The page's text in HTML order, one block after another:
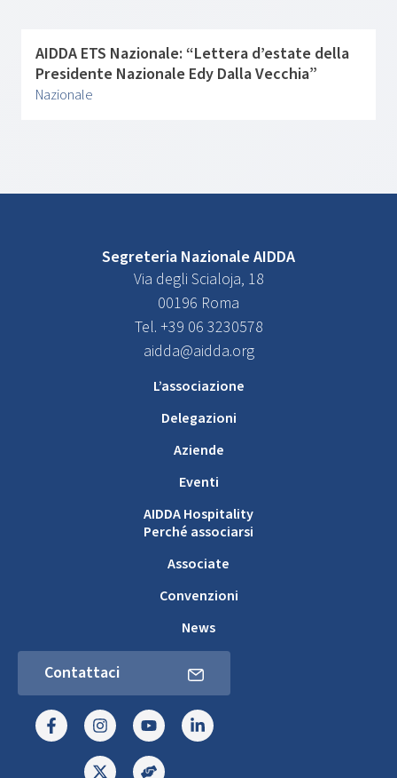
AIDDA ETS Nazionale: “Lettera d’estate della
Presidente Nazionale Edy Dalla Vecchia”
Nazionale
Segreteria Nazionale AIDDA
Via degli Scialoja, 18
00196 Roma
Tel. +39 06 3230578
aidda@aidda.org
L’associazione
Delegazioni
Aziende
Eventi
AIDDA Hospitality
Perché associarsi
Associate
Convenzioni
News
Contattaci